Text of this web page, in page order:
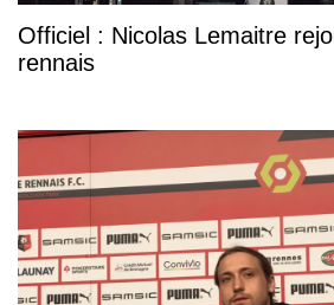
Officiel : Nicolas Lemaitre
rennais